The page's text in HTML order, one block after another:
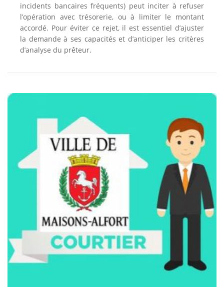
incidents bancaires fréquents) peut inciter à refuser
l’opération avec trésorerie, ou à limiter le montant
accordé. Pour éviter ce rejet, il est essentiel d’ajuster
la demande à ses capacités et d’anticiper les critères
d’analyse du prêteur.